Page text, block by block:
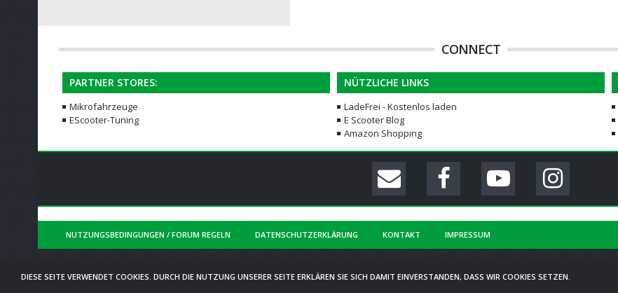
CONNECT
PARTNER STORES:
Mikrofahrzeuge
EScooter-Tuning
NÜTZLICHE LINKS
LadeFrei - Kostenlos laden
E Scooter Blog
Amazon Shopping
NUTZUNGSBEDINGUNGEN / FORUM REGELN DATENSCHUTZERKLÄRUNG KONTAKT IMPRESSUM
DIESE SEITE VERWENDET COOKIES. DURCH DIE NUTZUNG UNSERER SEITE ERKLÄREN SIE SICH DAMIT EINVERSTANDEN, DASS WIR COOKIES SETZEN.